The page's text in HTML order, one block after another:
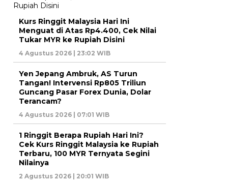
Kurs Ringgit Malaysia Hari Ini
Menguat di Atas Rp4.400, Cek Nilai
Tukar MYR ke Rupiah Disini
4 Agustus 2026 | 23:02 WIB
Yen Jepang Ambruk, AS Turun
Tangan! Intervensi Rp805 Triliun
Guncang Pasar Forex Dunia, Dolar
Terancam?
4 Agustus 2026 | 07:01 WIB
1 Ringgit Berapa Rupiah Hari Ini?
Cek Kurs Ringgit Malaysia ke Rupiah
Terbaru, 100 MYR Ternyata Segini
Nilainya
2 Agustus 2026 | 20:01 WIB